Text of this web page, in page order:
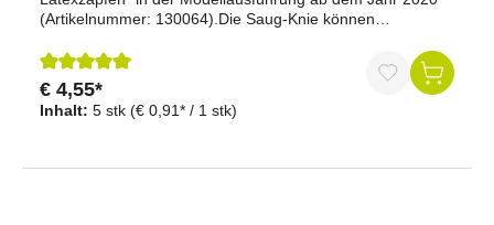
(Artikelnummer: 130064).Die Saug-Knie können
sollten sie verloren gehen.Inhaltsmenge: 5 Stück
Durchschnittliche Bewertung von 5 von 5 Sternen
Inhalt: 5 stk (€ 0,91* / 1 stk)
€ 4,55*